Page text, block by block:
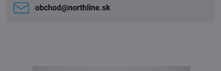
obchod​@northline​.sk